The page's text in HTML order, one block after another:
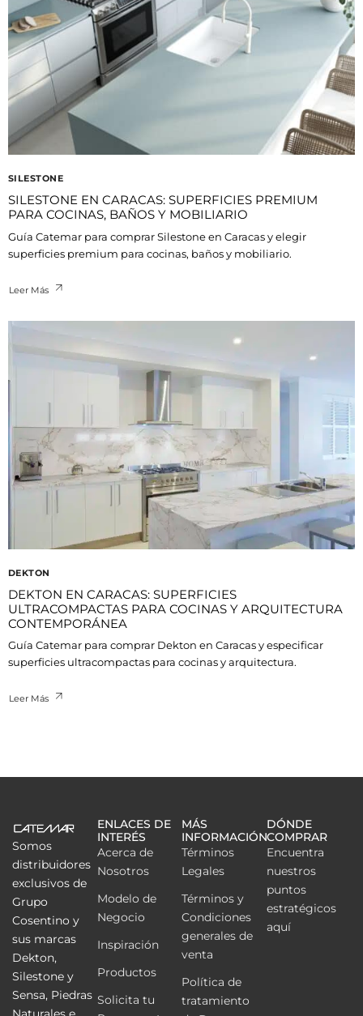
SILESTONE
SILESTONE EN CARACAS: SUPERFICIES PREMIUM
PARA COCINAS, BAÑOS Y MOBILIARIO
Guía Catemar para comprar Silestone en Caracas y elegir
superficies premium para cocinas, baños y mobiliario.
Leer Más
DEKTON
DEKTON EN CARACAS: SUPERFICIES
ULTRACOMPACTAS PARA COCINAS Y ARQUITECTURA
CONTEMPORÁNEA
Guía Catemar para comprar Dekton en Caracas y especificar
superficies ultracompactas para cocinas y arquitectura.
Leer Más
Somos
distribuidores
exclusivos de
Grupo
Cosentino y
sus marcas
Dekton,
Silestone y
Sensa, Piedras
ENLACES DE
INTERÉS
Acerca de
Nosotros
Modelo de
Negocio
Inspiración
Productos
Solicita tu
MÁS
INFORMACIÓN
Términos
Legales
Términos y
Condiciones
generales de
venta
Política de
tratamiento
DÓNDE
COMPRAR
Encuentra
nuestros
puntos
estratégicos
aquí